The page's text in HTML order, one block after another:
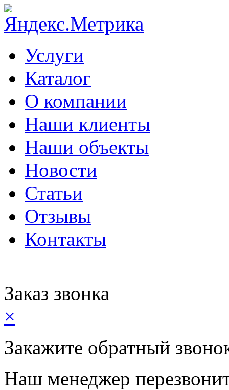
Услуги
Каталог
О компании
Наши клиенты
Наши объекты
Новости
Статьи
Отзывы
Контакты
Заказ звонка
×
Закажите обратный
Наш менеджер